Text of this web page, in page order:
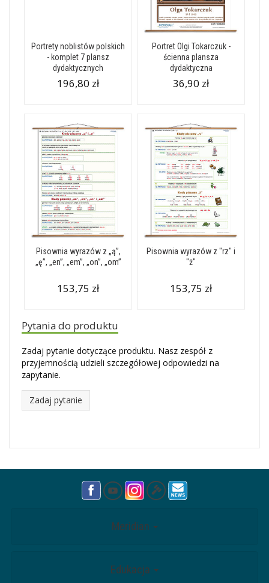
Portrety noblistów polskich
- komplet 7 plansz
dydaktycznych
196,80 zł
Portret Olgi Tokarczuk -
ścienna plansza
dydaktyczna
36,90 zł
Pisownia wyrazów z „ą”,
„ę”, „en”, „em”, „on”, „om”
153,75 zł
Pisownia wyrazów z "rz" i
"ż"
153,75 zł
Pytania do produktu
Zadaj pytanie dotyczące produktu. Nasz zespół z
przyjemnością udzieli szczegółowej odpowiedzi na
zapytanie.
Zadaj pytanie
Meridian
Edukacja